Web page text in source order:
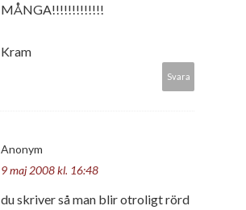
MÅNGA!!!!!!!!!!!!!
Kram
Svara
Anonym
9 maj 2008 kl. 16:48
du skriver så man blir otroligt rörd